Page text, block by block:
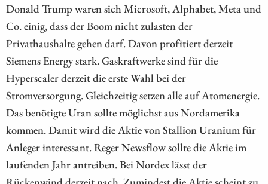
Donald Trump waren sich Microsoft, Alphabet, Meta und
Co. einig, dass der Boom nicht zulasten der
Privathaushalte gehen darf. Davon profitiert derzeit
Siemens Energy stark. Gaskraftwerke sind für die
Hyperscaler derzeit die erste Wahl bei der
Stromversorgung. Gleichzeitig setzen alle auf Atomenergie.
Das benötigte Uran sollte möglichst aus Nordamerika
kommen. Damit wird die Aktie von Stallion Uranium für
Anleger interessant. Reger Newsflow sollte die Aktie im
laufenden Jahr antreiben. Bei Nordex lässt der